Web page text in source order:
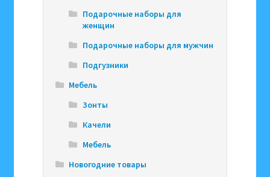
Подарочные наборы для
женщин
Подарочные наборы для мужчин
Подгузники
Мебель
Зонты
Качели
Мебель
Новогодние товары